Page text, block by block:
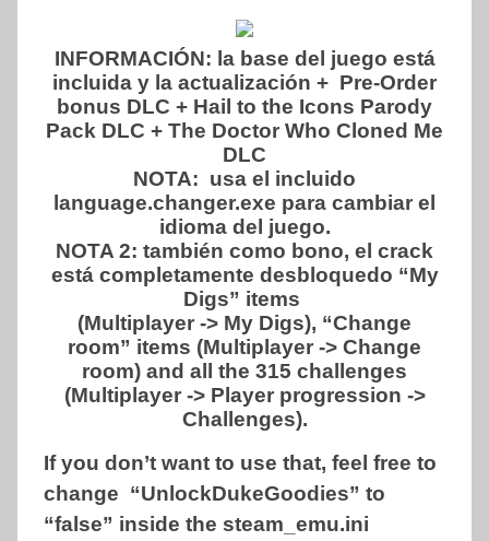
INFORMACIÓN: la base del juego está
incluida y la actualización + Pre-Order
bonus DLC + Hail to the Icons Parody
Pack DLC + The Doctor Who Cloned Me
DLC
NOTA: usa el incluido
language.changer.exe para cambiar el
idioma del juego.
NOTA 2: también como bono, el crack
está completamente desbloquedo “My
Digs” items
(Multiplayer -> My Digs), “Change
room” items (Multiplayer -> Change
room) and all the 315 challenges
(Multiplayer -> Player progression ->
Challenges).
If you don’t want to use that, feel free to
change “UnlockDukeGoodies” to
“false” inside the steam_emu.ini